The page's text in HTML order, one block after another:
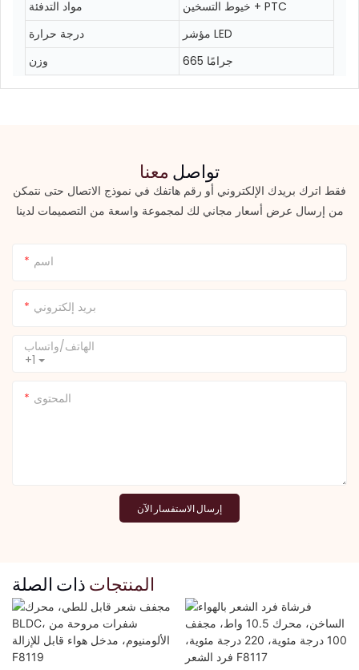
مواد التدفئة
خيوط التسخين + PTC
درجة حرارة
مؤشر LED
وزن
665 جرامًا
تواصل معنا
فقط اترك بريدك الإلكتروني أو رقم هاتفك في نموذج الاتصال حتى نتمكن
من إرسال عرض أسعار مجاني لك لمجموعة واسعة من التصميمات لدينا
اسم
بريد إلكتروني
+1
الهاتف/واتساب
المحتوى
إرسال الاستفسار الآن
المنتجات ذات الصلة